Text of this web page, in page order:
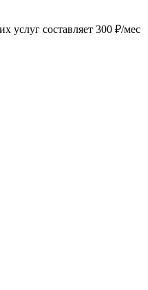
услуг составляет 300 ₽/мес